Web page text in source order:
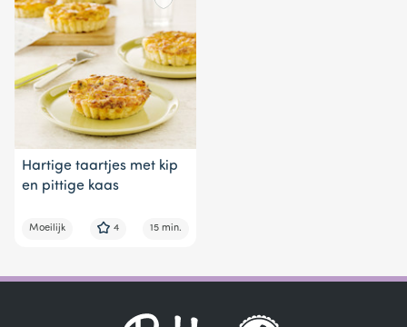
Hartige taartjes met kip
en pittige kaas
Moeilijk 4 15 min.